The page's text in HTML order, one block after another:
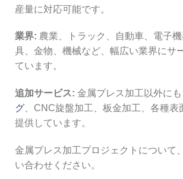
産量に対応可能です。
業界: 農業、トラック、自動車、電子
具、金物、機械など、幅広い業界にサ
ています。
追加サービス: 金属プレス加工以外にも
グ 、CNC旋盤加工、板金加工、各種表
提供しています。
金属プレス加工プロジェクトについて
い合わせください。